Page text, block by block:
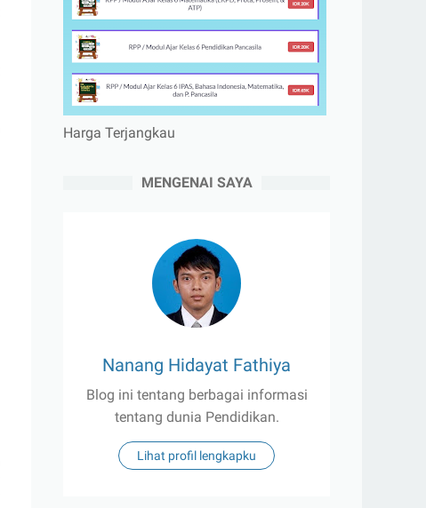
Harga Terjangkau
MENGENAI SAYA
Nanang Hidayat Fathiya
Blog ini tentang berbagai informasi
tentang dunia Pendidikan.
Lihat profil lengkapku